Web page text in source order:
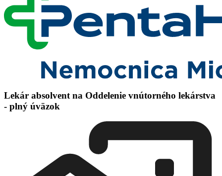
Lekár absolvent na Oddelenie vnútorného lekárstva
- plný úväzok